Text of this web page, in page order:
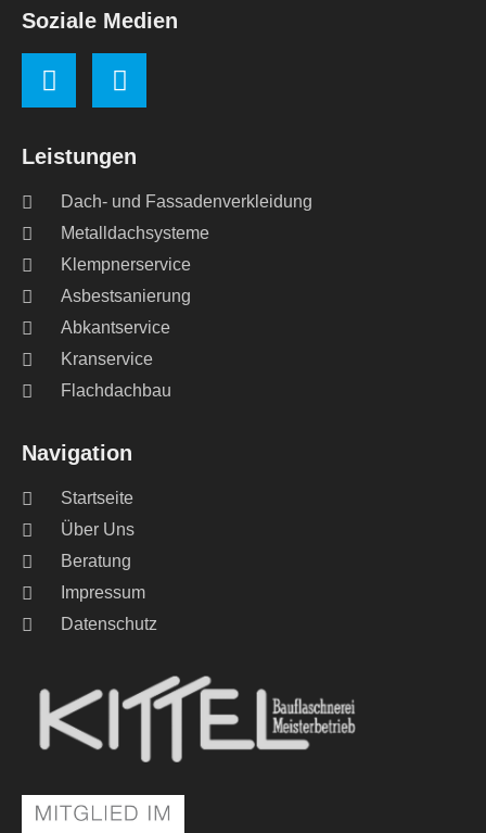
Navigation
Startseite
Über Uns
Beratung
Impressum
Datenschutz
Leistungen
Dach- und Fassadenverkleidung
Metalldachsysteme
Klempnerservice
Asbestsanierung
Abkantservice
Kranservice
Flachdachbau
Soziale Medien